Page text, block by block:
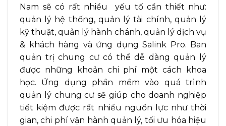
Nam sẽ có rất nhiều yếu tố cần thiết như:
quản lý hệ thống, quản lý tài chính, quản lý
kỹ thuật, quản lý hành chánh, quản lý dịch vụ
& khách hàng và ứng dụng Salink Pro. Ban
quản trị chung cư có thể dễ dàng quản lý
được những khoản chi phí một cách khoa
học. Ứng dụng phần mềm vào quá trình
quản lý chung cư sẽ giúp cho doanh nghiệp
tiết kiệm được rất nhiều nguồn lực như thời
gian, chi phí vận hành quản lý, tối ưu hóa hiệu